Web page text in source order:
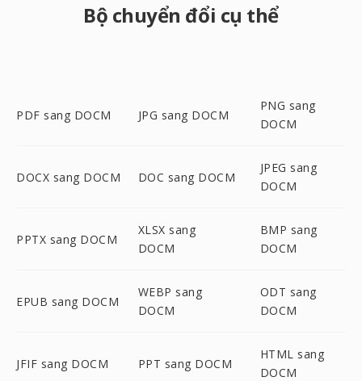
Bộ chuyển đổi cụ thể
PDF sang DOCM JPG sang DOCM
PNG sang
DOCM
DOCX sang DOCM DOC sang DOCM
JPEG sang
DOCM
PPTX sang DOCM
XLSX sang
DOCM
BMP sang
DOCM
EPUB sang DOCM
WEBP sang
DOCM
ODT sang
DOCM
JFIF sang DOCM PPT sang DOCM
HTML sang
DOCM